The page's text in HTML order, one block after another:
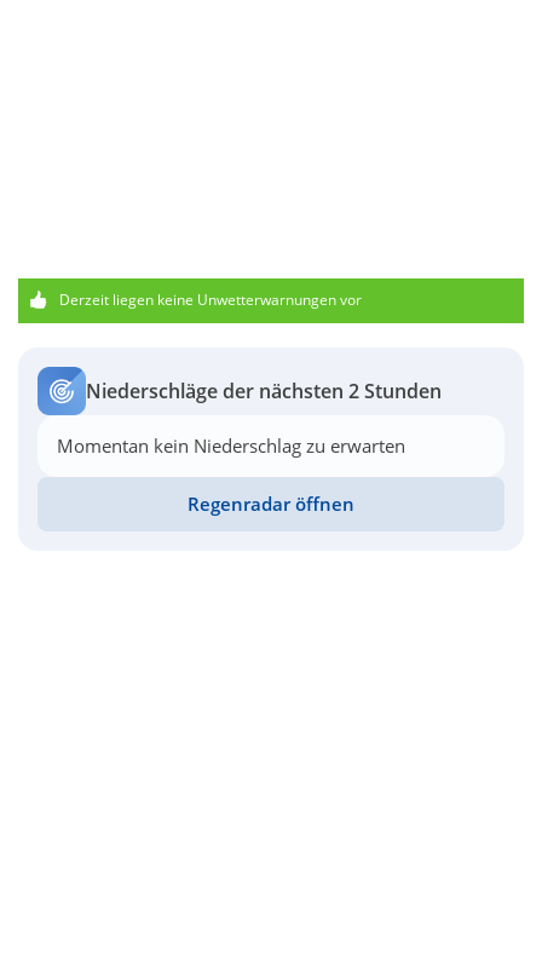
Derzeit liegen keine Unwetterwarnungen vor
Niederschläge der nächsten 2 Stunden
Momentan kein Niederschlag zu erwarten
Regenradar öffnen